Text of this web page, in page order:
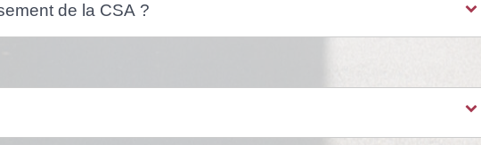
de la CSA ?